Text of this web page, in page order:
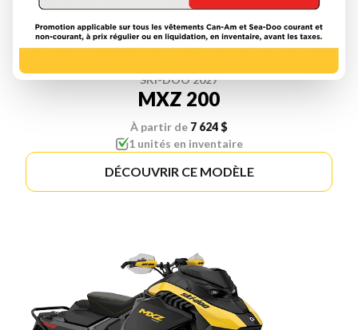
SKI-DOO 2027
MXZ 200
À partir de 7 624 $
1 unités en inventaire
DÉCOUVRIR CE MODÈLE